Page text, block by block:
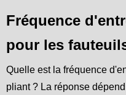
Fréquence
pour les
Quelle est la fréquence
pliant ? La réponse